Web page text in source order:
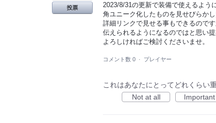
2023/8/31の更新で装備で使えるよう
角ユニーク化したものを見せびらか
詳細リンクで見せる事もできるので
伝えられるようになるのではと思い
よろしければご検討くださいませ。
投票
コメント数 0 · プレイヤー
これはあなたにとってどれくらい
Not at all
Important